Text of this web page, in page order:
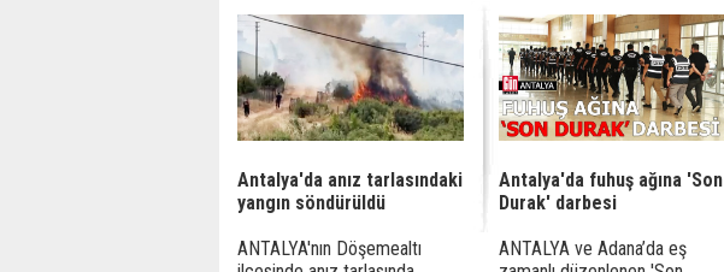
Antalya'da anız tarlasındaki
yangın söndürüldü
ANTALYA'nın Döşemealtı
Antalya'da fuhuş ağına 'Son
Durak' darbesi
ANTALYA ve Adana’da eş